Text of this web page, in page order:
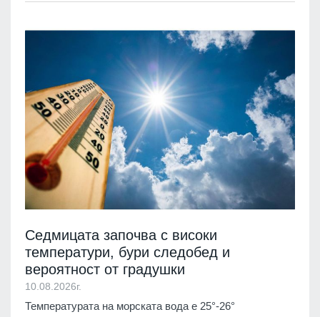
Седмицата започва с високи
температури, бури следобед и
вероятност от градушки
10.08.2026г.
Температурата на морската вода е 25°-26°